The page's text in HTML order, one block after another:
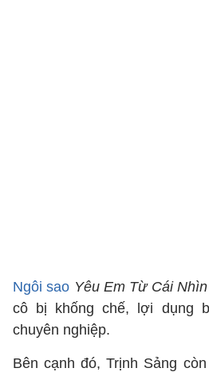
Ngôi sao Yêu Em Từ Cái
cô bị khống chế, lợi dụng
chuyên nghiệp.
Bên cạnh đó, Trịnh Sảng